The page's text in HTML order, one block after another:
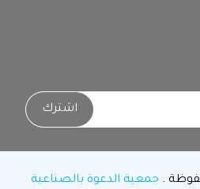
اشترك
جمعية الدعوة بالصناعية